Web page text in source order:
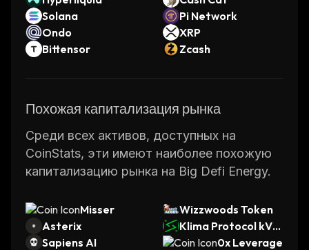
Solana
Pi Network
Ondo
XRP
Bittensor
Zcash
Похожая капитализация рынка
Среди всех активов, доступных на
CoinStats, эти имеют наиболее похожую
капитализацию рынка на Big Defi Energy.
Misser
Wizzwoods Token
Asterix
Klima Protocol kVC
M
Sapiens AI
0x Leverage